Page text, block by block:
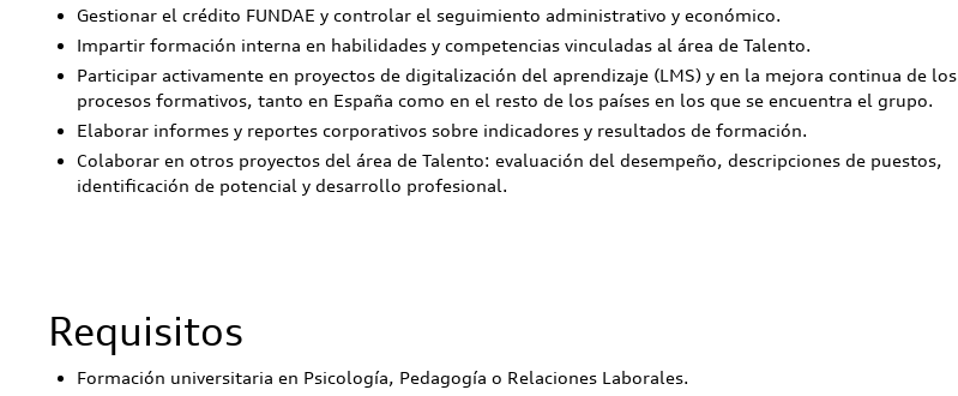
Gestionar el crédito FUNDAE y controlar el seguimiento administrativo y económico.
Impartir formación interna en habilidades y competencias vinculadas al área de Talento.
Participar activamente en proyectos de digitalización del aprendizaje (LMS) y en la mejora continua de los
procesos formativos, tanto en España como en el resto de los países en los que se encuentra el grupo.
Elaborar informes y reportes corporativos sobre indicadores y resultados de formación.
Colaborar en otros proyectos del área de Talento: evaluación del desempeño, descripciones de puestos,
identificación de potencial y desarrollo profesional.
Requisitos
Formación universitaria en Psicología, Pedagogía o Relaciones Laborales.